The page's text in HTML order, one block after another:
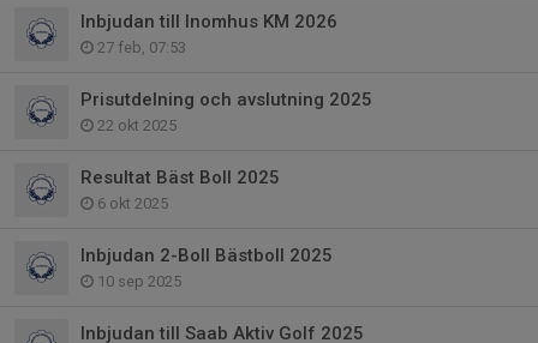
Inbjudan till Inomhus KM 2026
27 feb, 07:53
Prisutdelning och avslutning 2025
22 okt 2025
Resultat Bäst Boll 2025
6 okt 2025
Inbjudan 2-Boll Bästboll 2025
10 sep 2025
Inbjudan till Saab Aktiv Golf 2025